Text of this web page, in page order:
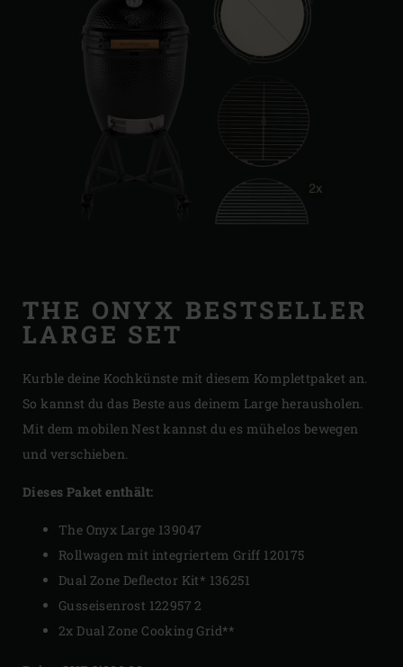
THE ONYX BESTSELLER
LARGE SET
Kurble deine Kochkünste mit diesem Komplettpaket an.
So kannst du das Beste aus deinem Large herausholen.
Mit dem mobilen Nest kannst du es mühelos bewegen
und verschieben.
Dieses Paket enthält:
The Onyx Large 139047
Rollwagen mit integriertem Griff 120175
Dual Zone Deflector Kit* 136251
Gusseisenrost 122957 2
2x Dual Zone Cooking Grid**